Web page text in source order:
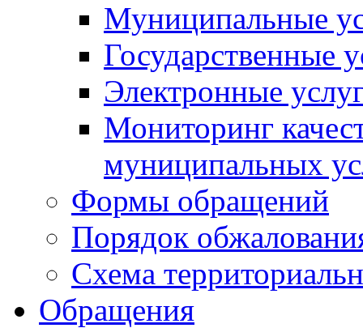
Муниципальные
Государственные
Электронные
Мониторинг
муниципальных
Формы обращений
Порядок
Схема
Обращения